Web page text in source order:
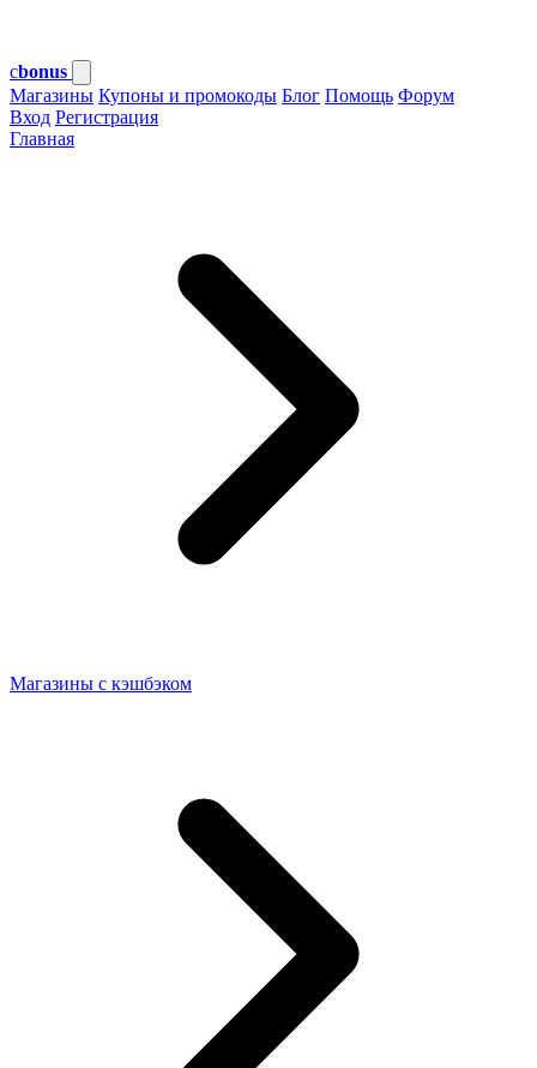
cbonus
Магазины Купоны и промокоды Блог Помощь Форум
Вход Регистрация
Главная
Магазины с кэшбэком